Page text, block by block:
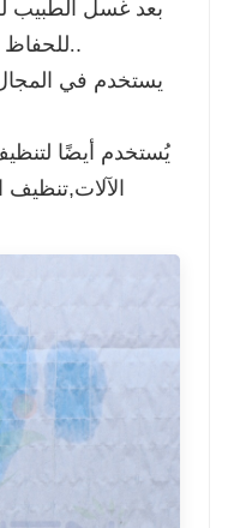
للحفاظ على نظافة اليدين قبل العملية..
الآلات,تنظيف